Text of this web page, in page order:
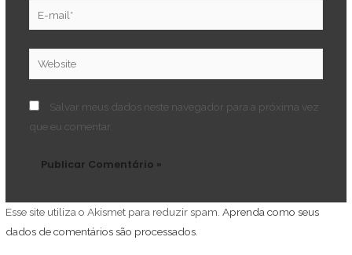
mail*
Website
Salvar meus dados neste navegador para a próxima vez
que eu comentar.
Esse site utiliza o Akismet para reduzir spam.Aprenda como seus
dados de comentários são processados.